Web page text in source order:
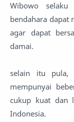
Wibowo
bendahara dapat
agar dapat
damai.
selain itu pula,
mempunyai
cukup kuat dan
Indonesia.